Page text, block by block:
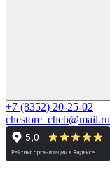
+7 (8352) 20-25-02
chestore_cheb@mail.ru